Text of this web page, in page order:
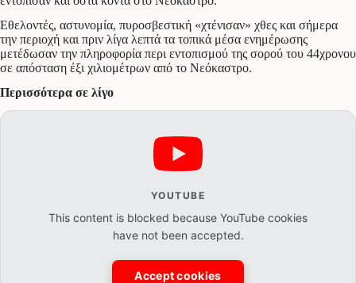
Εθελοντές, αστυνομία, πυροσβεστική «χτένισαν» χθες και σήμερα
την περιοχή και πριν λίγα λεπτά τα τοπικά μέσα ενημέρωσης
μετέδωσαν την πληροφορία περι εντοπισμού της σορού του 44χρονου
σε απόσταση έξι χιλιομέτρων από το Νεόκαστρο.
Περισσότερα σε λίγο
YOUTUBE
This content is blocked because YouTube cookies
have not been accepted.
Accept cookies